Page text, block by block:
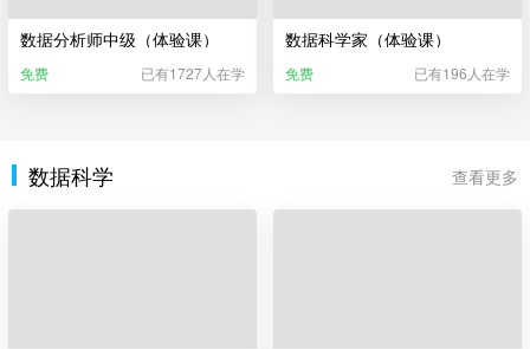
数据分析师中级（体验课）
免费 已有1727人在学
数据科学家（体验课）
免费 已有196人在学
数据科学 查看更多